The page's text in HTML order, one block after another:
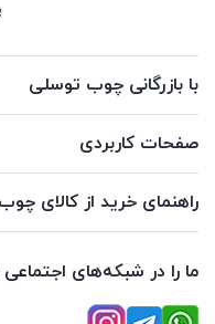
با بازرگانی چوب توسلی
صفحات کاربردی
راهنمای خرید از کالای
ما را در شبکه‌های اجتماعی